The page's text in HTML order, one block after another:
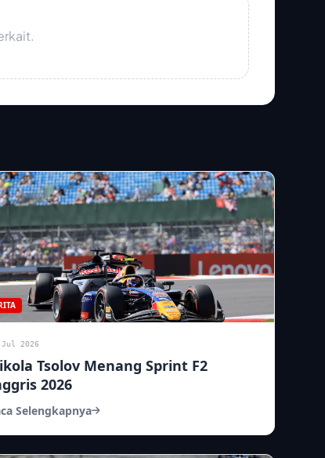
Jul 2026
Tsolov Menang Sprint F2
2026
Selengkapnya